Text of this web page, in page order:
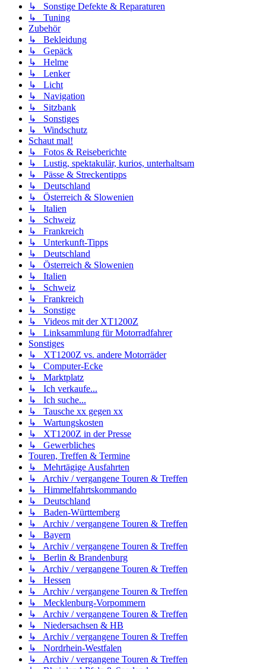
↳ Sonstige Defekte & Reparaturen
↳ Tuning
Zubehör
↳ Bekleidung
↳ Gepäck
↳ Helme
↳ Lenker
↳ Licht
↳ Navigation
↳ Sitzbank
↳ Sonstiges
↳ Windschutz
Schaut mal!
↳ Fotos & Reiseberichte
↳ Lustig, spektakulär, kurios, unterhaltsam
↳ Pässe & Streckentipps
↳ Deutschland
↳ Österreich & Slowenien
↳ Italien
↳ Schweiz
↳ Frankreich
↳ Unterkunft-Tipps
↳ Deutschland
↳ Österreich & Slowenien
↳ Italien
↳ Schweiz
↳ Frankreich
↳ Sonstige
↳ Videos mit der XT1200Z
↳ Linksammlung für Motorradfahrer
Sonstiges
↳ XT1200Z vs. andere Motorräder
↳ Computer-Ecke
↳ Marktplatz
↳ Ich verkaufe...
↳ Ich suche...
↳ Tausche xx gegen xx
↳ Wartungskosten
↳ XT1200Z in der Presse
↳ Gewerbliches
Touren, Treffen & Termine
↳ Mehrtägige Ausfahrten
↳ Archiv / vergangene Touren & Treffen
↳ Himmelfahrtskommando
↳ Deutschland
↳ Baden-Württemberg
↳ Archiv / vergangene Touren & Treffen
↳ Bayern
↳ Archiv / vergangene Touren & Treffen
↳ Berlin & Brandenburg
↳ Archiv / vergangene Touren & Treffen
↳ Hessen
↳ Archiv / vergangene Touren & Treffen
↳ Mecklenburg-Vorpommern
↳ Archiv / vergangene Touren & Treffen
↳ Niedersachsen & HB
↳ Archiv / vergangene Touren & Treffen
↳ Nordrhein-Westfalen
↳ Archiv / vergangene Touren & Treffen